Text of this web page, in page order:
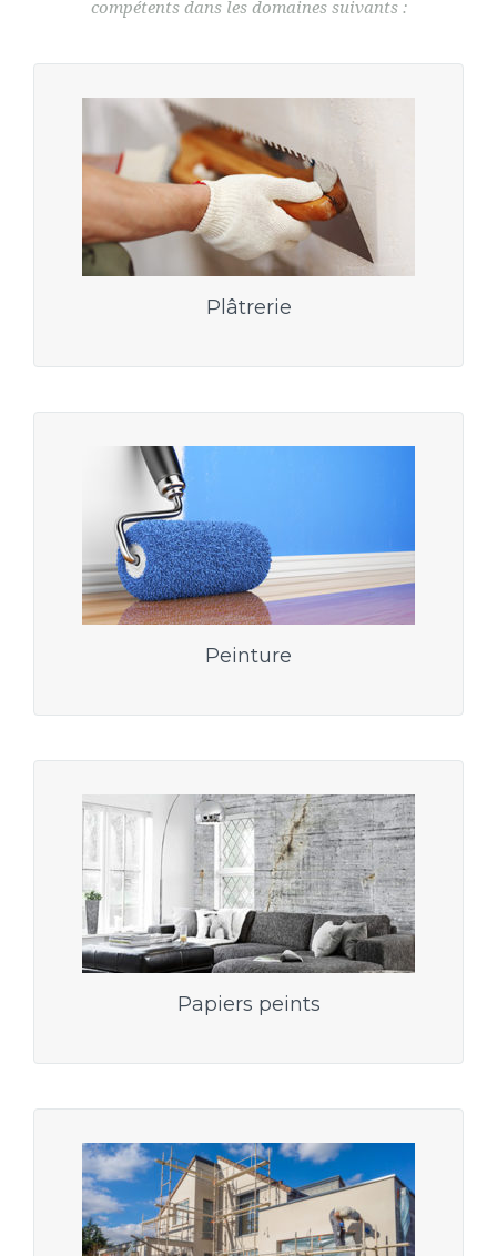
compétents dans les domaines suivants :
Plâtrerie
Peinture
Papiers peints